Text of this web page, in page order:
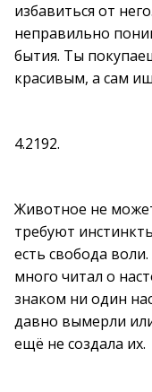
избавиться от
неправильно
бытия. Ты
красивым, а сам
4.2192.
Животное не
требуют
есть свобода
много читал о
знаком ни один
давно вымерли
ещё не создала их.